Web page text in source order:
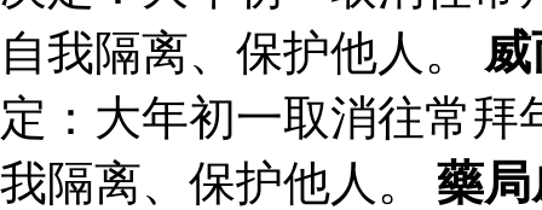
自我隔离、保护他人。
定：大年初一取消往常
我隔离、保护他人。 藥